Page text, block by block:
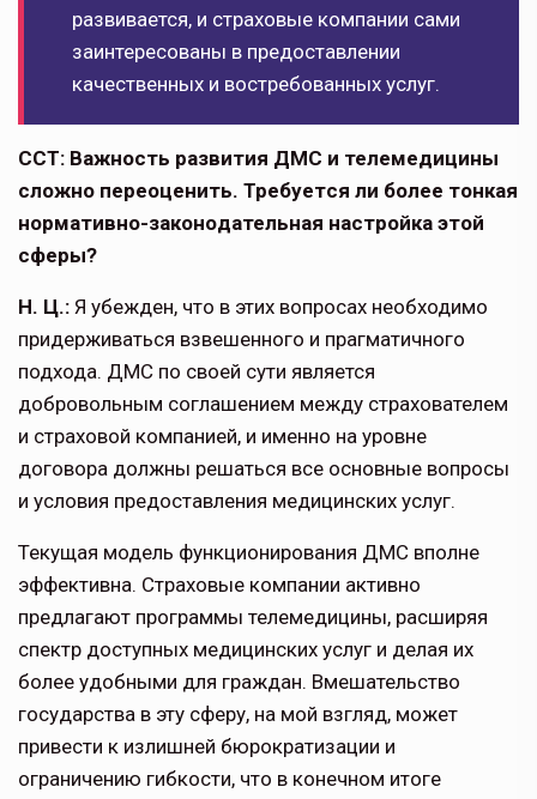
развивается, и страховые компании сами
заинтересова­ны в предоставлении
качественных и востре­бованных услуг.
ССТ: Важность развития ДМС и теле­медицины
сложно переоценить. Требует­ся ли более тонкая
нормативно-законо­дательная настройка этой
сферы?
Н. Ц.: Я убежден, что в этих вопросах необходимо
придерживаться взвешен­ного и прагматичного
подхода. ДМС по своей сути является
добровольным соглашением между страхователем
и страховой компанией, и именно на уровне
договора должны решаться все основные вопросы
и условия пре­доставления медицинских услуг.
Текущая модель функционирования ДМС вполне
эффективна. Страховые компании активно
предлагают програм­мы телемедицины, расширяя
спектр доступных медицинских услуг и делая их
более удобными для граждан. Вмеша­тельство
государства в эту сферу, на мой взгляд, может
привести к излишней бю­рократизации и
ограничению гибкости, что в конечном итоге